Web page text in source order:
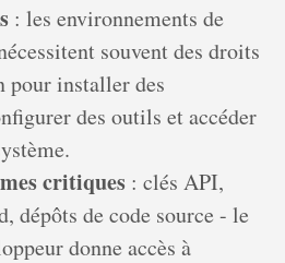
: les environnements de
souvent des droits
pour installer des
des outils et accéder
critiques : clés API,
dépôts de code source - le
donne accès à